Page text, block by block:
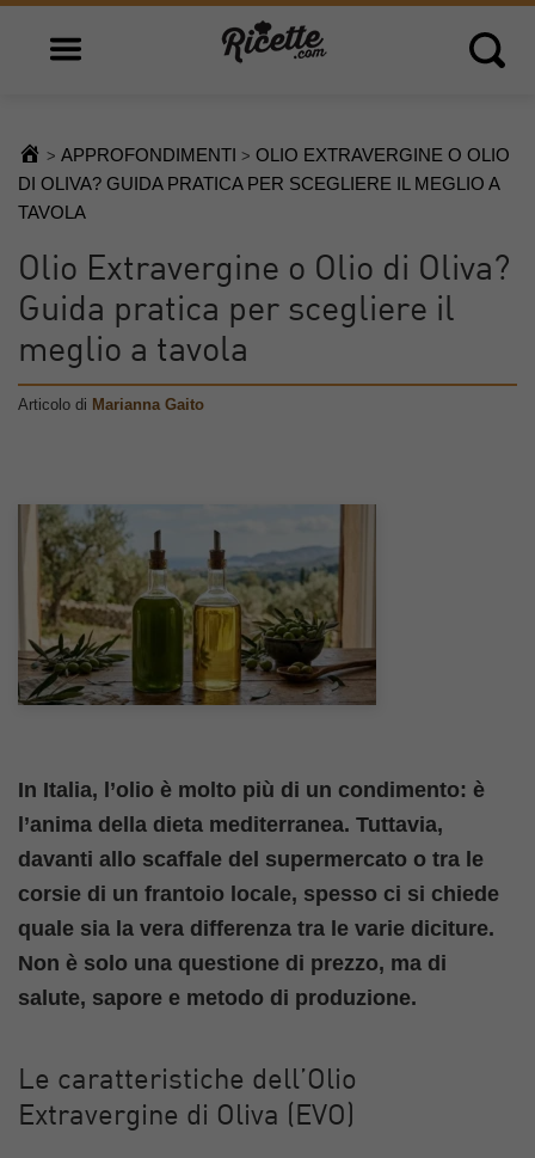
Open main menu Open
> APPROFONDIMENTI > OLIO EXTRAVERGINE O OLIO
DI OLIVA? GUIDA PRATICA PER SCEGLIERE IL MEGLIO A
TAVOLA
Olio Extravergine o Olio di Oliva?
Guida pratica per scegliere il
meglio a tavola
Articolo di Marianna Gaito
In Italia, l’olio è molto più di un condimento: è
l’anima della dieta mediterranea. Tuttavia,
davanti allo scaffale del supermercato o tra le
corsie di un frantoio locale, spesso ci si chiede
quale sia la vera differenza tra le varie diciture.
Non è solo una questione di prezzo, ma di
salute, sapore e metodo di produzione.
Le caratteristiche dell’Olio
Extravergine di Oliva (EVO)